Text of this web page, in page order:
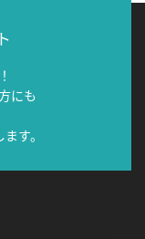
にも
す。